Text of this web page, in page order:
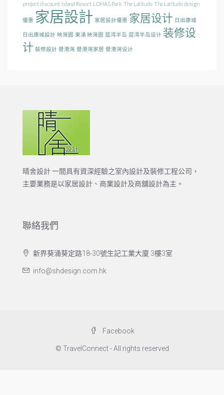
project discount Island Resort LOHAS Park The Latitude The Latitude design
優惠 家居設計 家居設計優惠 家居设计 日出康城
日出康城設計 映灣園 東涌 映灣園 蓝湾半岛 蓝湾半岛设计 装修设
计 裝修設計 譽港灣 譽港灣家居 譽港灣设计
晴舍設計 一間具有資深經驗之室內設計及裝修工程公司，
主要業務是以家居設計、商業設計及商舖設計為主。
聯絡我們
新界葵涌葵定路18-30號生記工業大廈 3樓3室
info@shdesign.com.hk
Facebook
© TravelConnect - All rights reserved